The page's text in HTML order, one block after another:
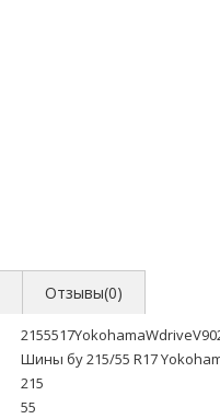
Отзывы(0)
Шины бу 215/55 R17
215
55